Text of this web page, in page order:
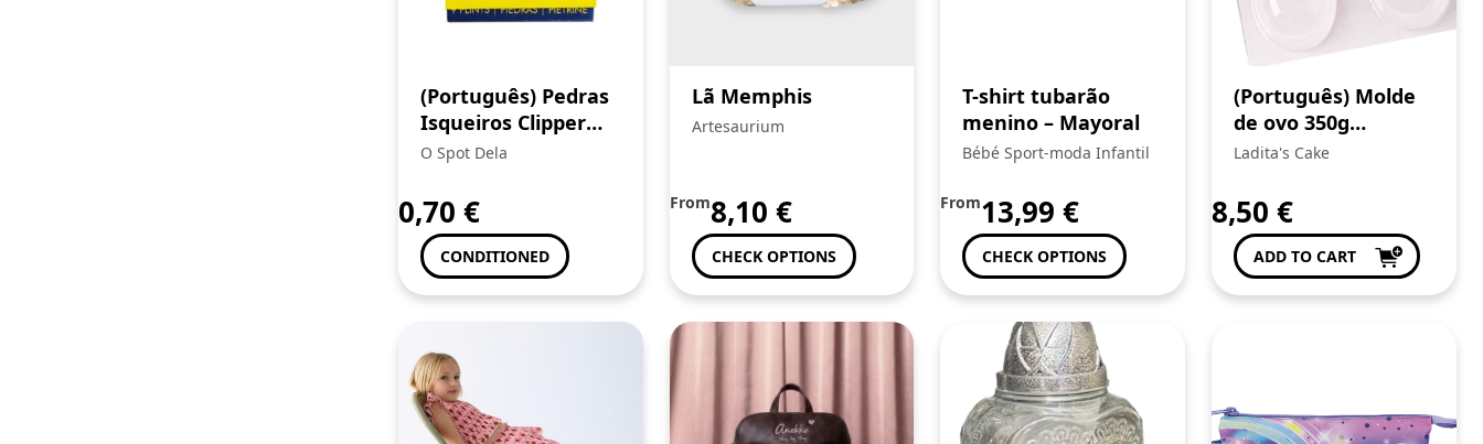
(Português) Pedras
Isqueiros Clipper
9uni
O Spot Dela
0,70 €
CONDITIONED
Lã Memphis
Artesaurium
From8,10 €
CHECK OPTIONS
T-shirt tubarão
menino – Mayoral
Bébé Sport-moda Infantil
From13,99€
CHECK OPTIONS
(Português) Molde
de ovo 350g
MARTELLATO
Ladita's Cake
8,50€
ADD TO CART